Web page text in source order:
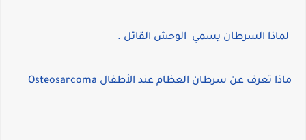
لماذا السرطان يسمي الوحش القاتل .
ماذا تعرف عن سرطان العظام عند الأطفال Osteosarcoma